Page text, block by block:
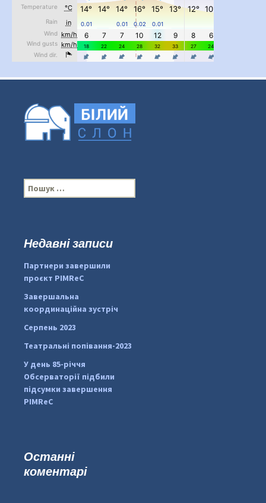
pimrec_project
#PipIvanToday
pimrec_project
П
о
:Недавні записи
Партнери завершили
проєкт PIMReC
Завершальна
координаційна зустріч
Серпень 2023
Театральні попівання-2023
У день 85-річчя
Обсерваторії підбили
підсумки завершення
PIMReC
Останні
коментарі